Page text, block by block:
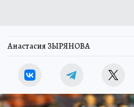
Анастасия ЗЫРЯНОВА